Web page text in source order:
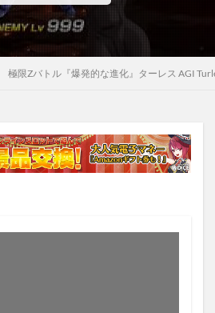
極限Zバトル『爆発的な進化』ターレス AGI